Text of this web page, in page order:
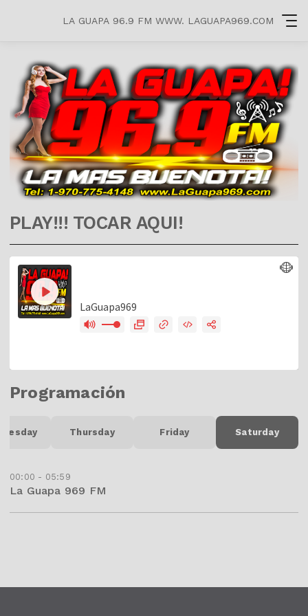
LA GUAPA 96.9 FM WWW. LAGUAPA969.COM
PLAY!!! TOCAR AQUI!
Programación
Thursday Friday Saturday
00:00 - 05:59
La Guapa 969 FM